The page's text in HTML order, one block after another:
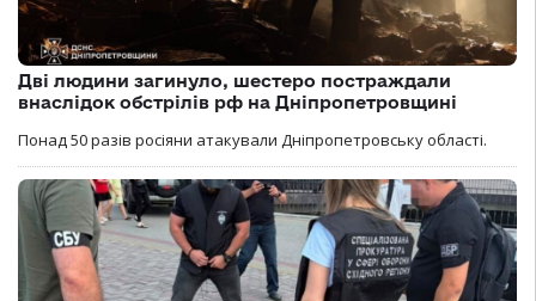
Дві людини загинуло, шестеро постраждали
внаслідок обстрілів рф на Дніпропетровщині
Понад 50 разів росіяни атакували Дніпропетровську області.